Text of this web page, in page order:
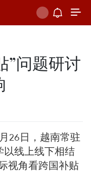
”问题研讨
26日，越南常驻
以线上线下相结
视角看跨国补贴